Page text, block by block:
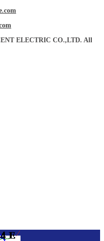
ELECTRIC CO.,LTD. All